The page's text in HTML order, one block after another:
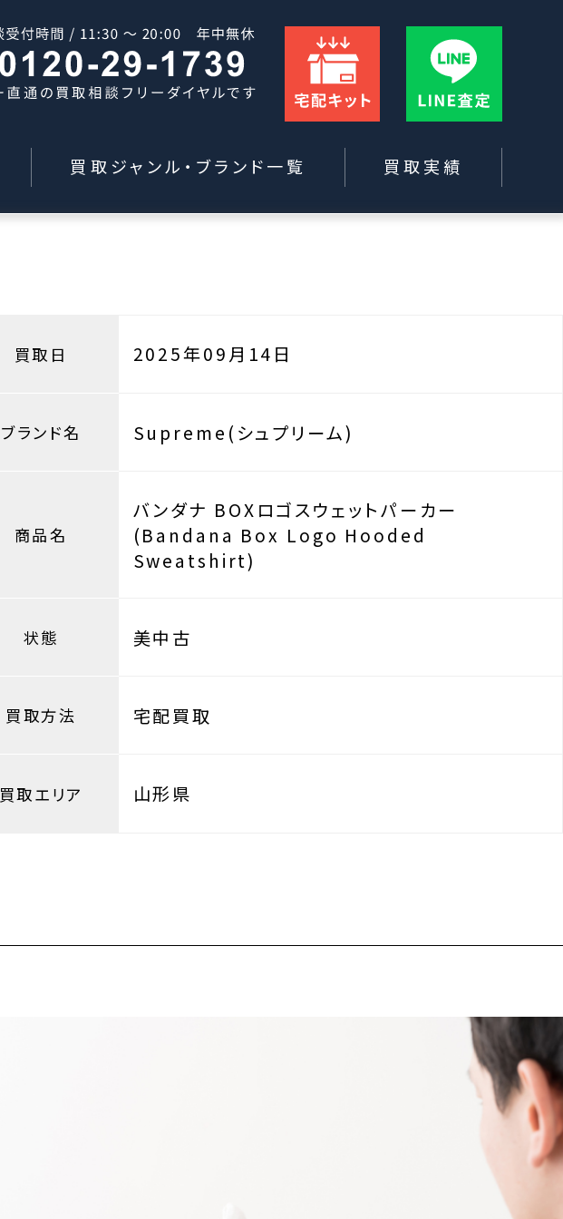
買取ジャンル・ブランド一覧 買取実績
買取日 2025年09月14日
ブランド名 Supreme(シュプリーム)
商品名
バンダナ BOXロゴスウェットパーカー
(Bandana Box Logo Hooded
Sweatshirt)
状態 美中古
買取方法 宅配買取
買取エリア 山形県